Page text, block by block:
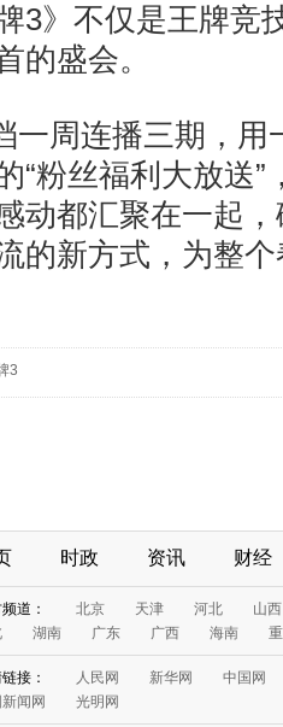
3》不仅是王牌竞
的盛会。
一周连播三期，
“粉丝福利大放送”
动都汇聚在一起
的新方式，为整
3
时政 资讯 财经
道： 北京 天津 河北
山西
湖南 广东 广西 海南
接： 人民网 新华网
中国网
闻网
光明网